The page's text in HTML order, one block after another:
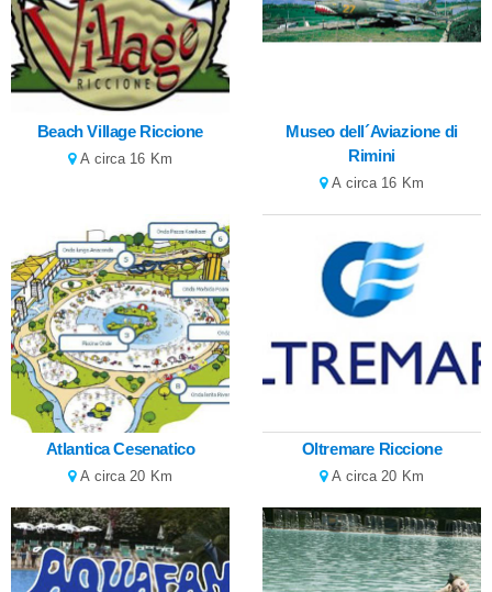
Beach Village Riccione
A circa 16 Km
Museo dell´Aviazione di
Rimini
A circa 16 Km
Atlantica Cesenatico
A circa 20 Km
Oltremare Riccione
A circa 20 Km